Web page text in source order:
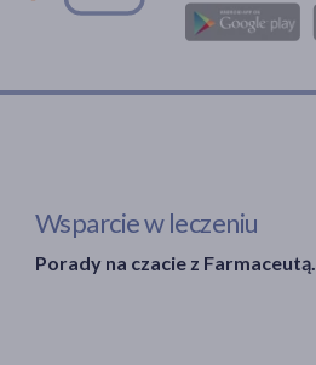
Wsparcie w leczeniu
Porady na czacie z Farmaceutą.